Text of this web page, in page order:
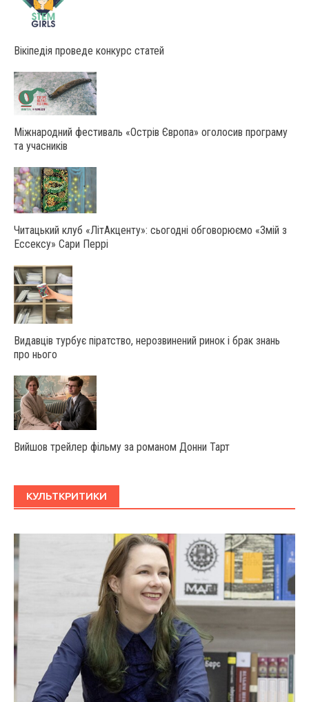
Вікіпедія проведе конкурс статей
Міжнародний фестиваль «Острів Європа» оголосив програму
та учасників
Читацький клуб «ЛітАкценту»: сьогодні обговорюємо «Змій з
Ессексу» Сари Перрі
Видавців турбує піратство, нерозвинений ринок і брак знань
про нього
Вийшов трейлер фільму за романом Донни Тарт
КУЛЬТКРИТИКИ